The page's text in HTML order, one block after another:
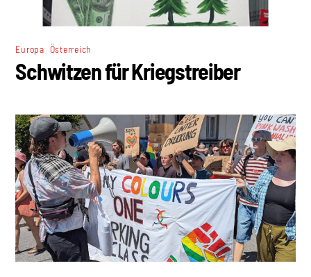
Europa Österreich
Schwitzen für Kriegstreiber